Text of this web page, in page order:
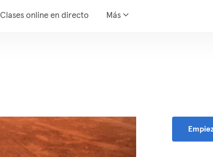
Clases online en directo Más